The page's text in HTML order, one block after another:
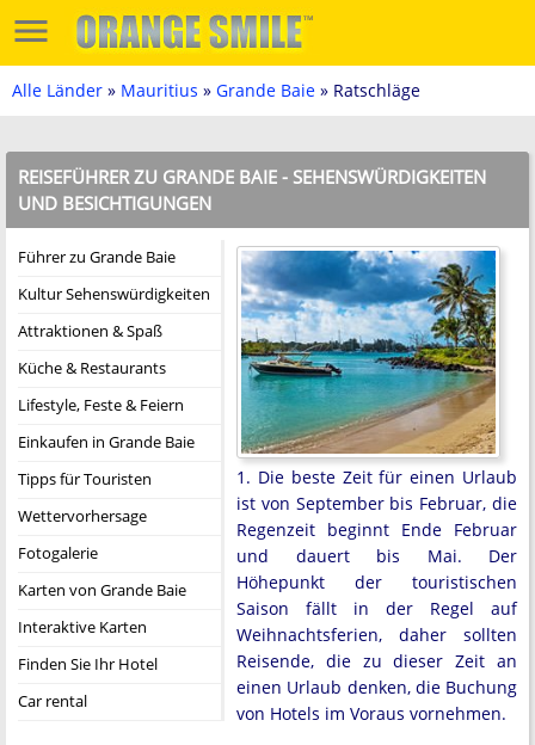
Alle Länder » Mauritius » Grande Baie » Ratschläge
REISEFÜHRER ZU GRANDE BAIE - SEHENSWÜRDIGKEITEN
UND BESICHTIGUNGEN
Führer zu Grande Baie
Kultur Sehenswürdigkeiten
Attraktionen & Spaß
Küche & Restaurants
Lifestyle, Feste & Feiern
Einkaufen in Grande Baie
Tipps für Touristen
Wettervorhersage
Fotogalerie
Karten von Grande Baie
Interaktive Karten
Finden Sie Ihr Hotel
Car rental
1. Die beste Zeit für einen Urlaub
ist von September bis Februar, die
Regenzeit beginnt Ende Februar
und dauert bis Mai. Der
Höhepunkt der touristischen
Saison fällt in der Regel auf
Weihnachtsferien, daher sollten
Reisende, die zu dieser Zeit an
einen Urlaub denken, die Buchung
von Hotels im Voraus vornehmen.